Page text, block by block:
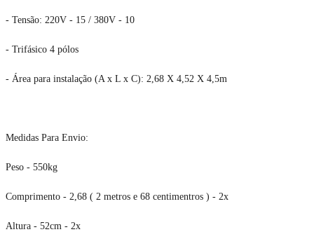
- Tensão: 220V - 15 / 380V - 10
- Trifásico 4 pólos
- Área para instalação (A x L x C): 2,68 X 4,52 X 4,5m
Medidas Para Envio:
Peso - 550kg
Comprimento - 2,68 ( 2 metros e 68 centimentros ) - 2x
Altura - 52cm - 2x